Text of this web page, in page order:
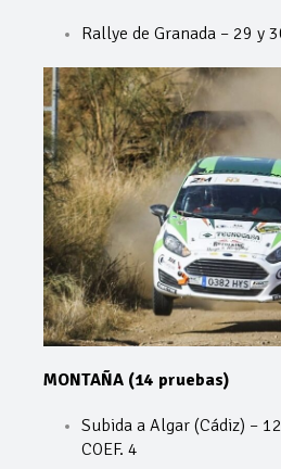
Rallye de Granada – 29 y
MONTAÑA (14 pruebas)
Subida a Algar (Cádiz) –
COEF. 4